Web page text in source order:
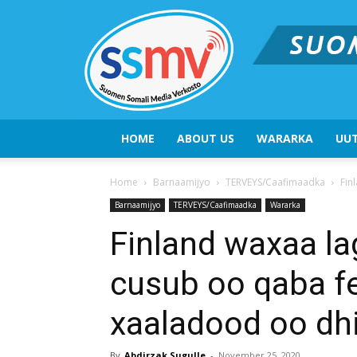
HOME ABOUT US WARARKA
Home Barnaamijyo TERVEYS/Caafimaadka
Barnaamijyo TERVEYS/Caafimaadka Wararka
Finland waxaa
cusub oo qaba
xaaladood oo